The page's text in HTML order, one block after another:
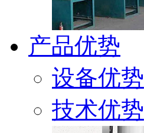
产品优势
设备优势
技术优势